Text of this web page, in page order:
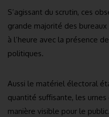
S’agissant du scrutin, ces
grande majorité des
à l’heure avec la présence
politiques.
Aussi le matériel électoral
quantité suffisante, les
manière visible pour le